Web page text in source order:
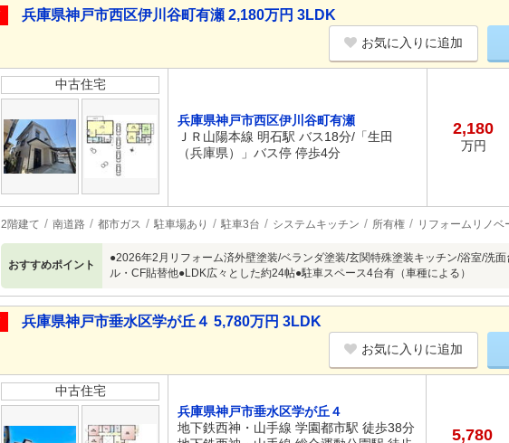
兵庫県神戸市西区伊川谷町有瀬 2,180万円 3LDK
お気に入りに追加
中古住宅
兵庫県神戸市西区伊川谷町有瀬
ＪＲ山陽本線 明石駅 バス18分/「生田
（兵庫県）」バス停 停歩4分
2,180
万円
2階建て 南道路 都市ガス 駐車場あり 駐車3台 システムキッチン 所有権 リフォームリノベ
おすすめポイント
●2026年2月リフォーム済外壁塗装/ベランダ塗装/玄関特殊塗装キッチン/浴室/洗
ル・CF貼替他●LDK広々とした約24帖●駐車スペース4台有（車種による）
兵庫県神戸市垂水区学が丘４ 5,780万円 3LDK
お気に入りに追加
中古住宅
兵庫県神戸市垂水区学が丘４
地下鉄西神・山手線 学園都市駅 徒歩38分
5,780